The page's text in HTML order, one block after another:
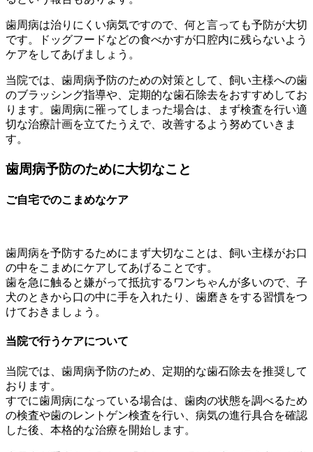
歯周病は治りにくい病気ですので、何と言っても予防が大切
です。ドッグフードなどの食べかすが口腔内に残らないよう
ケアをしてあげましょう。
当院では、歯周病予防のための対策として、飼い主様への歯
のブラッシング指導や、定期的な歯石除去をおすすめしてお
ります。歯周病に罹ってしまった場合は、まず検査を行い適
切な治療計画を立てたうえで、改善するよう努めていきま
す。
歯周病予防のために大切なこと
ご自宅でのこまめなケア
歯周病を予防するためにまず大切なことは、飼い主様がお口
の中をこまめにケアしてあげることです。
歯を急に触ると嫌がって抵抗するワンちゃんが多いので、子
犬のときから口の中に手を入れたり、歯磨きをする習慣をつ
けておきましょう。
当院で行うケアについて
当院では、歯周病予防のため、定期的な歯石除去を推奨して
おります。
すでに歯周病になっている場合は、歯肉の状態を調べるため
の検査や歯のレントゲン検査を行い、病気の進行具合を確認
した後、本格的な治療を開始します。